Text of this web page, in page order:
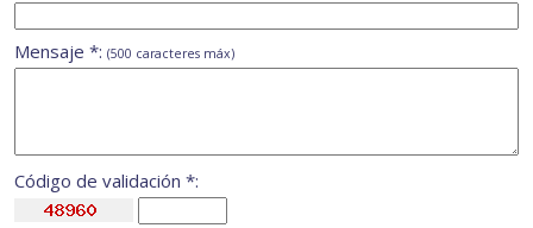
Mensaje *: (500 caracteres máx)
Código de validación *: